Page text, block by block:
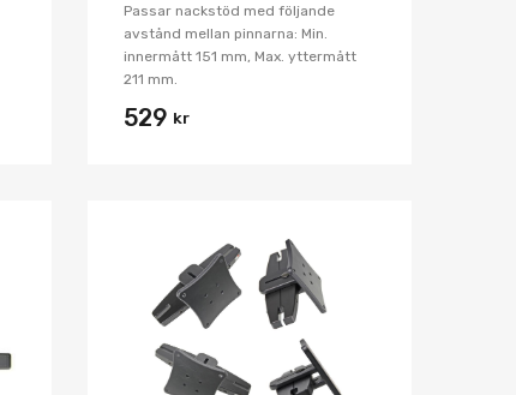
Passar nackstöd med följande
avstånd mellan pinnarna: Min.
innermått 151 mm, Max. yttermått
211 mm.
529 kr